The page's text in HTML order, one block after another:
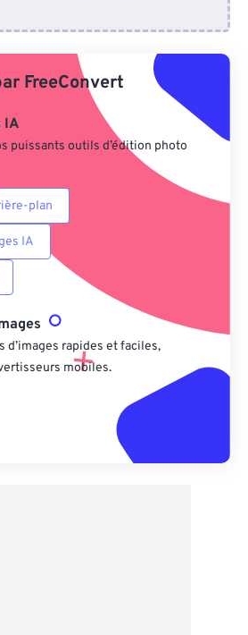
Google Drive
OneDrive
l'URL
FreeConvert
IA
puissants outils d’édition photo
plan
IA
d’images rapides et faciles,
mobiles.